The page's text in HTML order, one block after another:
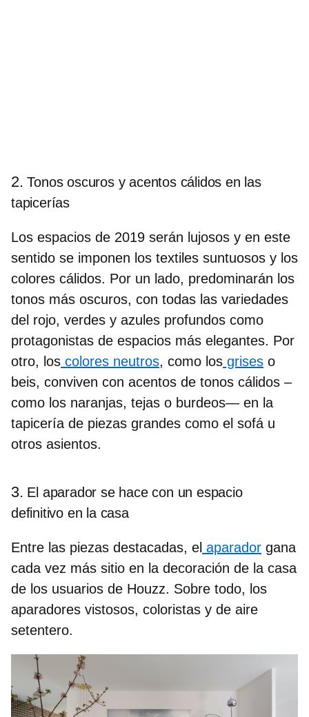
2.Tonos oscuros y acentos cálidos en las
tapicerías
Los espacios de 2019 serán lujosos y en este
sentido se imponen los textiles suntuosos y los
colores cálidos. Por un lado, predominarán los
tonos más oscuros, con todas las variedades
del rojo, verdes y azules profundos como
protagonistas de espacios más elegantes. Por
otro, los colores neutros, como los grises o
beis, conviven con acentos de tonos cálidos –
como los naranjas, tejas o burdeos— en la
tapicería de piezas grandes como el sofá u
otros asientos.
3. El aparador se hace con un espacio
definitivo en la casa
Entre las piezas destacadas, el aparador gana
cada vez más sitio en la decoración de la casa
de los usuarios de Houzz. Sobre todo, los
aparadores vistosos, coloristas y de aire
setentero.